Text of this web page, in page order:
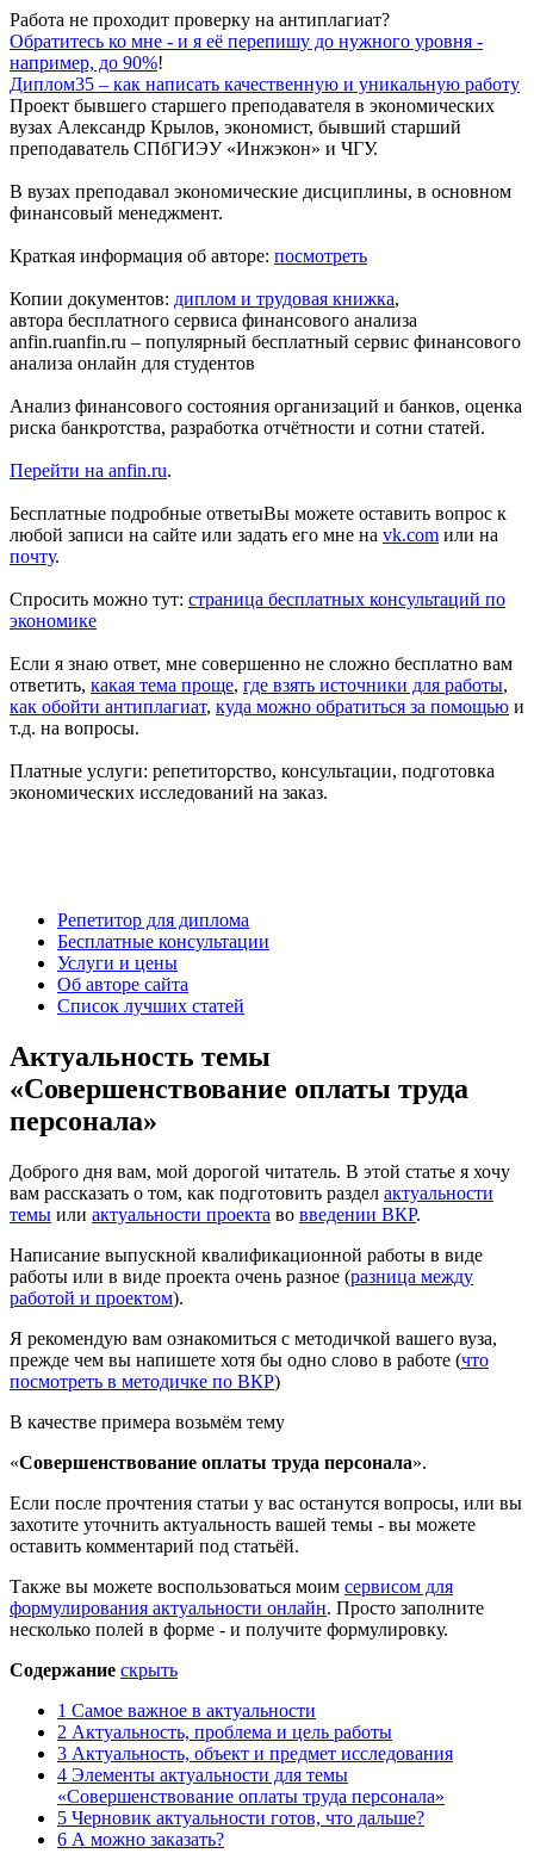
Работа не проходит проверку на антиплагиат?
Обратитесь ко мне - и я её перепишу до нужного уровня -
например, до 90%!
Диплом35 – как написать качественную и уникальную работу
Проект бывшего старшего преподавателя в экономических
вузах Александр Крылов, экономист, бывший старший
преподаватель СПбГИЭУ «Инжэкон» и ЧГУ.
В вузах преподавал экономические дисциплины, в основном
финансовый менеджмент.
Краткая информация об авторе: посмотреть
Копии документов: диплом и трудовая книжка,
автора бесплатного сервиса финансового анализа
anfin.ruanfin.ru – популярный бесплатный сервис финансового
анализа онлайн для студентов
Анализ финансового состояния организаций и банков, оценка
риска банкротства, разработка отчётности и сотни статей.
Перейти на anfin.ru.
Бесплатные подробные ответыВы можете оставить вопрос к
любой записи на сайте или задать его мне на vk.com или на
почту.
Спросить можно тут: страница бесплатных консультаций по
экономике
Если я знаю ответ, мне совершенно не сложно бесплатно вам
ответить, какая тема проще, где взять источники для работы,
как обойти антиплагиат, куда можно обратиться за помощью и
т.д. на вопросы.
Платные услуги: репетиторство, консультации, подготовка
экономических исследований на заказ.
Репетитор для диплома
Бесплатные консультации
Услуги и цены
Об авторе сайта
Список лучших статей
Актуальность темы
«Совершенствование оплаты труда
персонала»
Доброго дня вам, мой дорогой читатель. В этой статье я хочу
вам рассказать о том, как подготовить раздел актуальности
темы или актуальности проекта во введении ВКР.
Написание выпускной квалификационной работы в виде
работы или в виде проекта очень разное (разница между
работой и проектом).
Я рекомендую вам ознакомиться с методичкой вашего вуза,
прежде чем вы напишете хотя бы одно слово в работе (что
посмотреть в методичке по ВКР)
В качестве примера возьмём тему
«Совершенствование оплаты труда персонала».
Если после прочтения статьи у вас останутся вопросы, или вы
захотите уточнить актуальность вашей темы - вы можете
оставить комментарий под статьёй.
Также вы можете воспользоваться моим сервисом для
формулирования актуальности онлайн. Просто заполните
несколько полей в форме - и получите формулировку.
Содержание скрыть
1 Самое важное в актуальности
2 Актуальность, проблема и цель работы
3 Актуальность, объект и предмет исследования
4 Элементы актуальности для темы
«Совершенствование оплаты труда персонала»
5 Черновик актуальности готов, что дальше?
6 А можно заказать?